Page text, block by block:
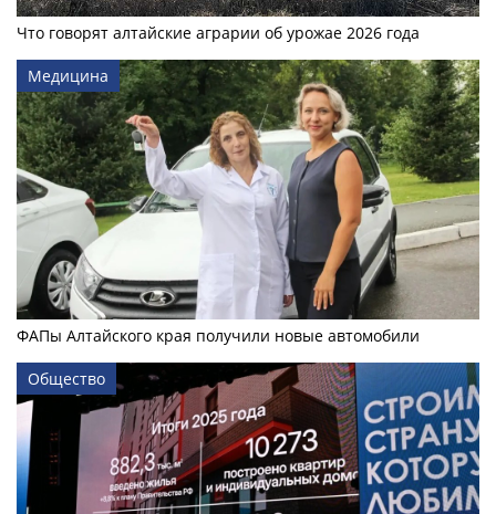
Что говорят алтайские аграрии об урожае 2026 года
Медицина
ФАПы Алтайского края получили новые автомобили
Общество